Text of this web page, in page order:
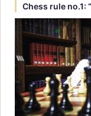
Chess rule no.1: